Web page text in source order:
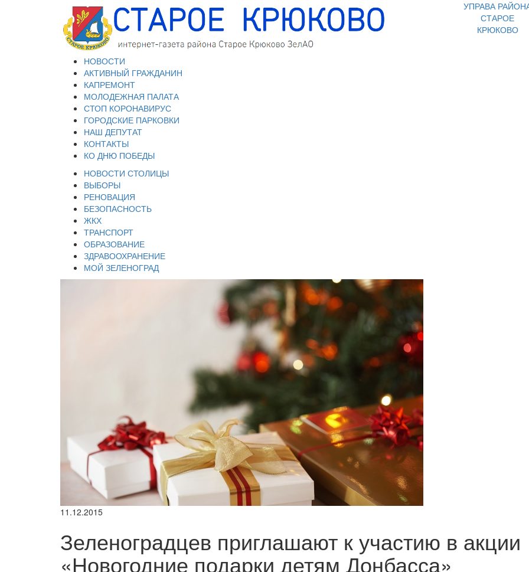
УПРАВА
СТАРОЕ
КРЮКОВО
НОВОСТИ
АКТИВНЫЙ ГРАЖДАНИН
КАПРЕМОНТ
МОЛОДЕЖНАЯ ПАЛАТА
СТОП КОРОНАВИРУС
ГОРОДСКИЕ ПАРКОВКИ
НАШ ДЕПУТАТ
КОНТАКТЫ
КО ДНЮ ПОБЕДЫ
НОВОСТИ СТОЛИЦЫ
ВЫБОРЫ
РЕНОВАЦИЯ
БЕЗОПАСНОСТЬ
ЖКХ
ТРАНСПОРТ
ОБРАЗОВАНИЕ
ЗДРАВООХРАНЕНИЕ
МОЙ ЗЕЛЕНОГРАД
11.12.2015
Зеленоградцев приглашают к участию в акции
«Новогодние подарки детям Донбасса»